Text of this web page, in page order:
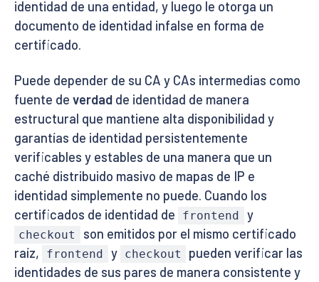
identidad de una entidad, y luego le otorga un
documento de identidad infalse en forma de
certificado.
Puede depender de su CA y CAs intermedias como
fuente de verdad de identidad de manera
estructural que mantiene alta disponibilidad y
garantías de identidad persistentemente
verificables y estables de una manera que un
caché distribuido masivo de mapas de IP e
identidad simplemente no puede. Cuando los
certificados de identidad de
frontend y
checkout
son emitidos por el mismo certificado
raíz,
frontend y checkout
pueden verificar las
identidades de sus pares de manera consistente y